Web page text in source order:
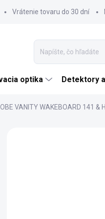
Vrátenie tovaru do 30 dní
optika Detektory
VANITY WAKEBOARD 141 &